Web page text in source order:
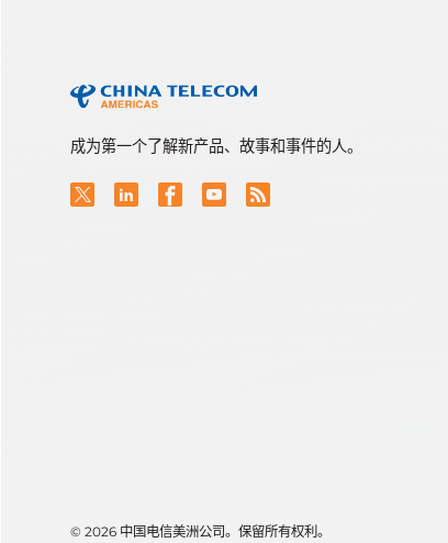
成为第一个了解新产品、故事和事件的人。
© 2026 中国电信美洲公司。保留所有权利。